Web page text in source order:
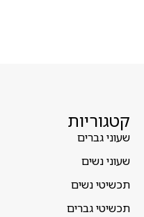
קטגוריות
שעוני גברים
שעוני נשים
תכשיטי נשים
תכשיטי גברים